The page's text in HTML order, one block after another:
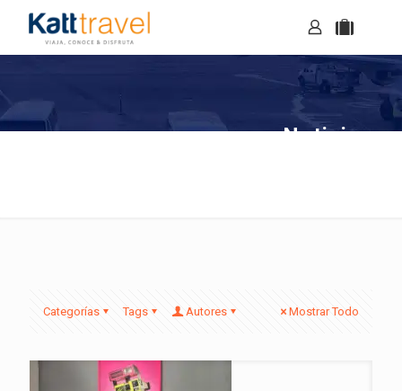
Noticias
Categorías Tags Autores Mostrar Todo